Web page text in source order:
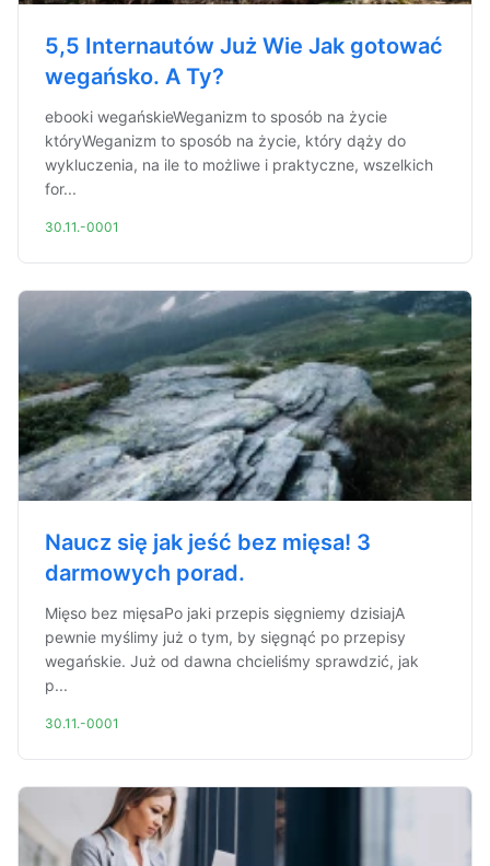
5,5 Internautów Już Wie Jak gotować
wegańsko. A Ty?
ebooki wegańskieWeganizm to sposób na życie
któryWeganizm to sposób na życie, który dąży do
wykluczenia, na ile to możliwe i praktyczne, wszelkich
for...
30.11.-0001
Naucz się jak jeść bez mięsa! 3
darmowych porad.
Mięso bez mięsaPo jaki przepis sięgniemy dzisiajA
pewnie myślimy już o tym, by sięgnąć po przepisy
wegańskie. Już od dawna chcieliśmy sprawdzić, jak
p...
30.11.-0001